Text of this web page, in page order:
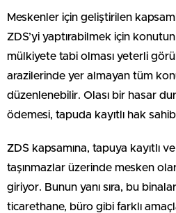
Meskenler için geliştirilen
ZDS’yi yaptırabilmek için
mülkiyete tabi olması yeterli
arazilerinde yer almayan tüm
düzenlenebilir. Olası bir hasar
ödemesi, tapuda kayıtlı hak
ZDS kapsamına, tapuya kayıtlı
taşınmazlar üzerinde mesken
giriyor. Bunun yanı sıra, bu
ticarethane, büro gibi farklı